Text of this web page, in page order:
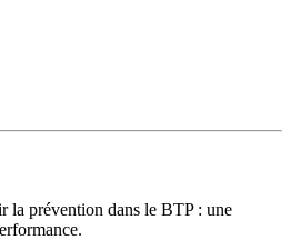
la prévention dans le BTP : une